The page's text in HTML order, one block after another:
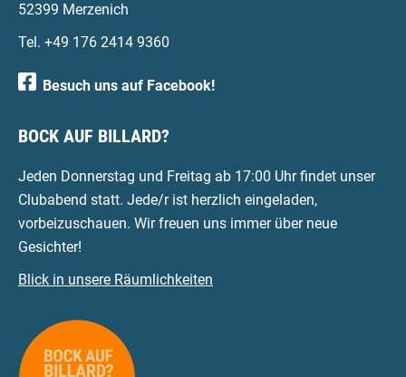
52399 Merzenich
Tel. +49 176 2414 9360
Besuch uns auf Facebook!
BOCK AUF BILLARD?
Jeden Donnerstag und Freitag ab 17:00 Uhr findet unser
Clubabend statt. Jede/r ist herzlich eingeladen,
vorbeizuschauen. Wir freuen uns immer über neue
Gesichter!
Blick in unsere Räumlichkeiten